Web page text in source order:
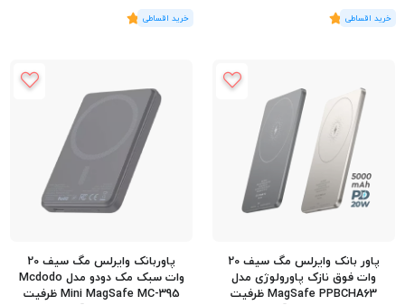
(2 رای)
5
(2 رای)
5
پاور بانک وایرلس مگ سیف 20
وات فوق نازک پاورولوژی مدل
MagSafe PPBCHA63 ظرفیت
پاوربانک وایرلس مگ سیف 20
وات سبک مک دودو مدل Mcdodo
Mini MagSafe MC-395 ظرفیت